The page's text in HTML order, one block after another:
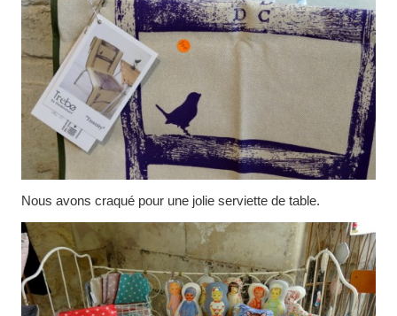
Nous avons craqué pour une jolie serviette de table.